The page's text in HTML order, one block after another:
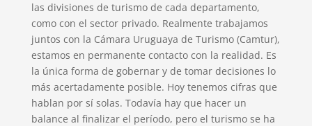
las divisiones de turismo de cada departamento,
como con el sector privado. Realmente trabajamos
juntos con la Cámara Uruguaya de Turismo (Camtur),
estamos en permanente contacto con la realidad. Es
la única forma de gobernar y de tomar decisiones lo
más acertadamente posible. Hoy tenemos cifras que
hablan por sí solas. Todavía hay que hacer un
balance al finalizar el período, pero el turismo se ha